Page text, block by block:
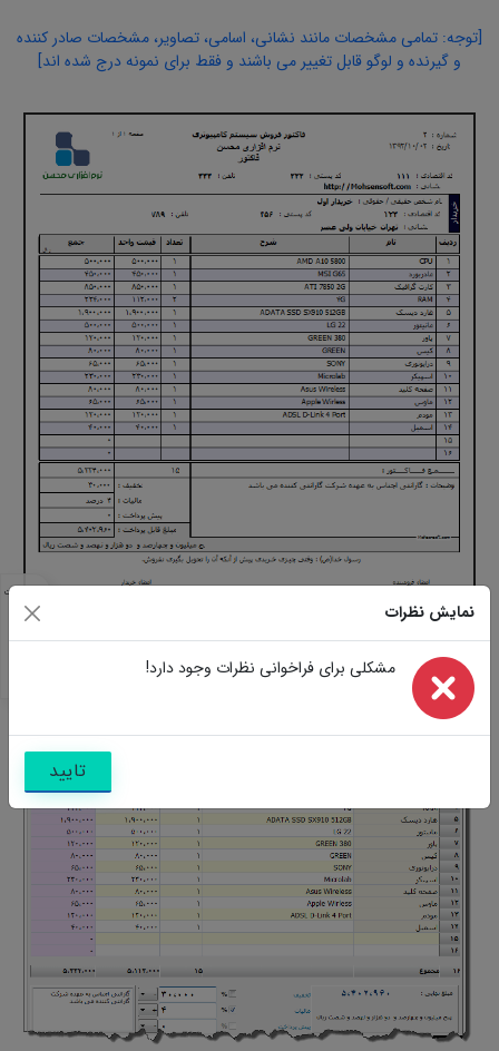
مشخصات
مشابه
[توجه: تمامی مشخصات مانند نشانی، اسامی، تصاویر، مشخصات صادر کننده
و گیرنده و لوگو قابل تغییر می باشند و فقط برای نمونه درج شده اند]
نمایش نظرات
مشکلی برای فراخوانی نظرات وجود دارد!
تایید